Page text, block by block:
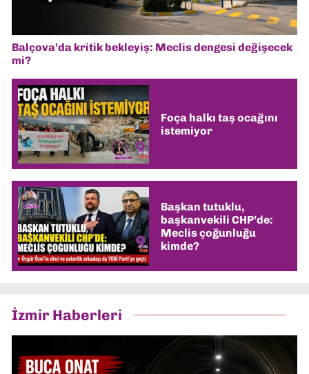
Balçova’da kritik bekleyiş: Meclis dengesi değişecek
mi?
Foça halkı taş ocağını
istemiyor
Başkan tutuklu,
başkanvekili CHP’de:
Meclis çoğunluğu
kimde?
İzmir Haberleri